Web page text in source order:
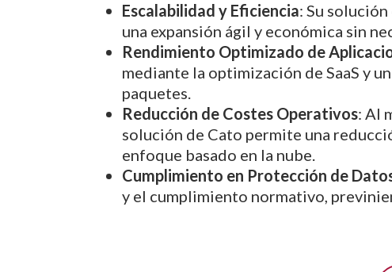
Escalabilidad y Eficiencia: Su
una expansión ágil y económica sin
Rendimiento Optimizado de
mediante la optimización de SaaS y
paquetes.
Reducción de Costes Operativos: Al
solución de Cato permite una
enfoque basado en la nube.
Cumplimiento en Protección de
y el cumplimiento normativo,